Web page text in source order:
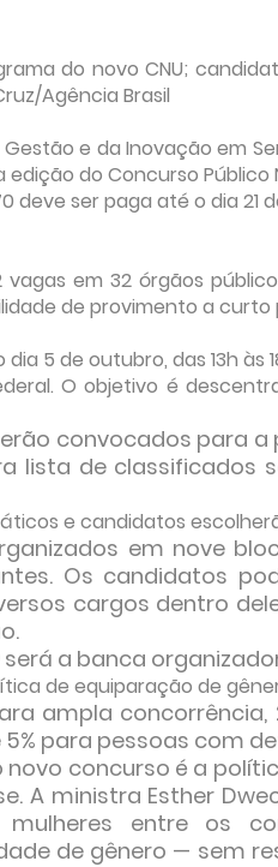
do novo CNU;
Agência Brasil
e da Inovação em
do Concurso
deve ser paga até o dia
em 32 órgãos
de provimento a curto
5 de outubro, das 13h às
O objetivo é
convocados para a
lista de classificados
e candidatos
em nove
Os candidatos
cargos dentro
será a banca
de equiparação de
ampla concorrência,
para pessoas com
concurso é a
A ministra Esther
mulheres entre os
de gênero — sem